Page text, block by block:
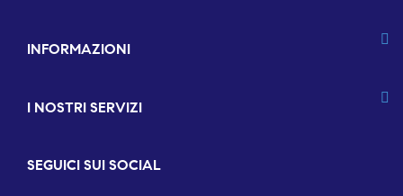
INFORMAZIONI
I NOSTRI SERVIZI
SEGUICI SUI SOCIAL